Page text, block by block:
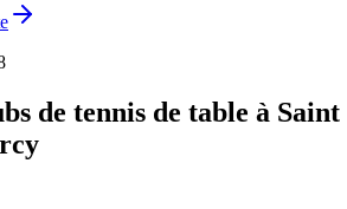
de tennis de table à Saint